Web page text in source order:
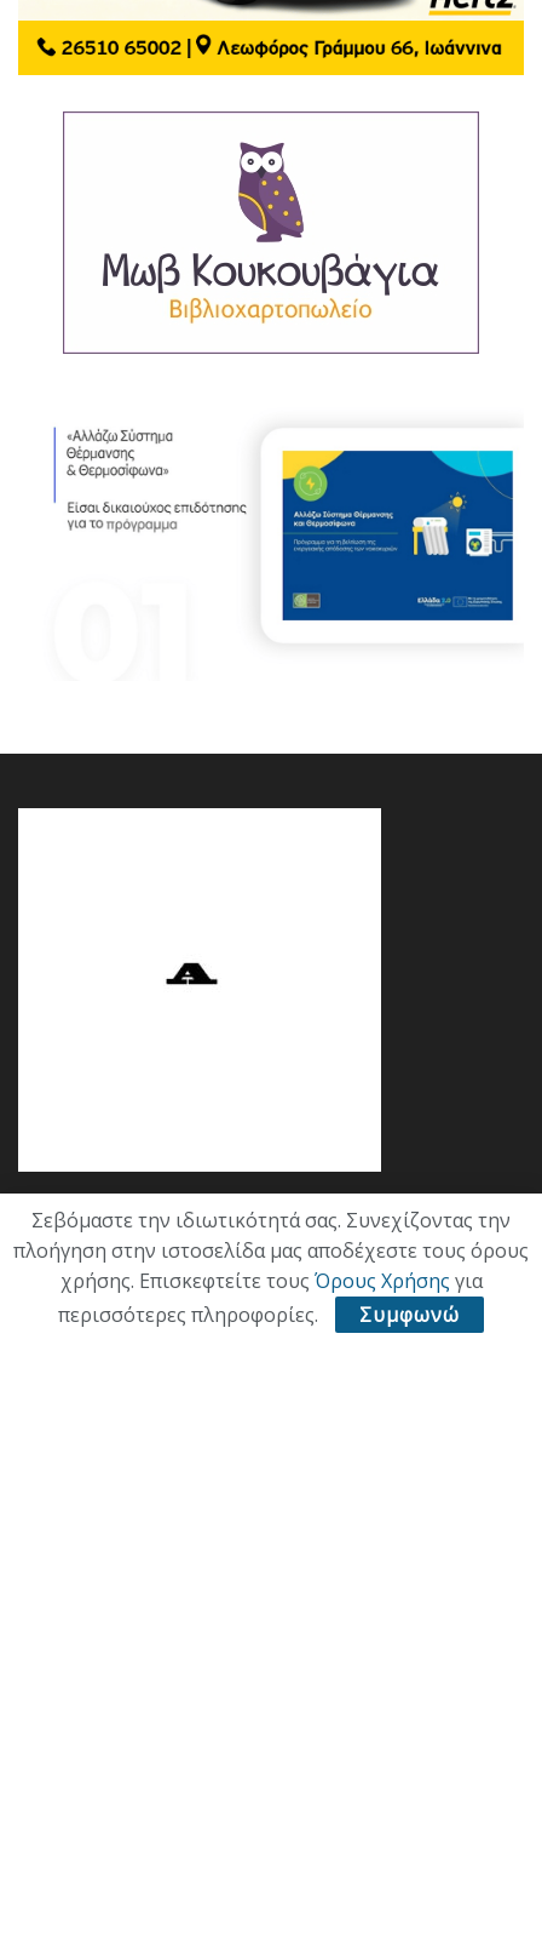
Κατηγορίες
ΕΠΙΚΑΙΡΟΤΗΤΑ
Σεβόμαστε την ιδιωτικότητά σας. Συνεχίζοντας την
πλοήγηση στην ιστοσελίδα μας αποδέχεστε τους όρους
χρήσης. Επισκεφτείτε τους Όρους Χρήσης για
περισσότερες πληροφορίες.
Συμφωνώ